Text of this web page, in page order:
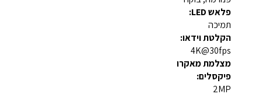
פלאש LED:
תמיכה
הקלטת וידאו:
4K@30fps
מצלמת מאקרו
פיקסלים:
2MP